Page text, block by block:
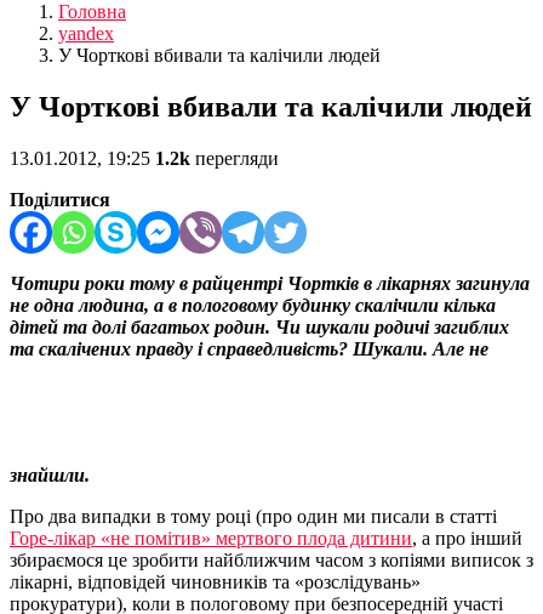
Головна
yandex
У Чорткові вбивали та калічили людей
У Чорткові вбивали та калічили людей
13.01.2012, 19:25 1.2k перегляди
Поділитися
Чотири роки тому в райцентрі Чортків в лікарнях загинула
не одна людина, а в пологовому будинку скалічили кілька
дітей та долі багатьох родин. Чи шукали родичі загиблих
та скалічених правду і справедливість? Шукали. Але не
знайшли.
Про два випадки в тому році (про один ми писали в статті
Горе-лікар «не помітив» мертвого плода дитини, а про інший
збираємося це зробити найближчим часом з копіями виписок з
лікарні, відповідей чиновників та «розслідувань»
прокуратури), коли в пологовому при безпосередній участі